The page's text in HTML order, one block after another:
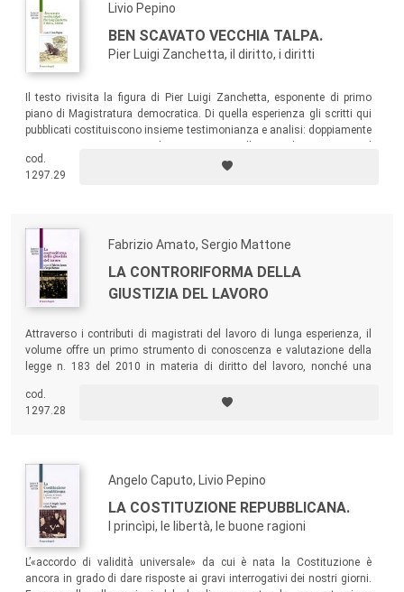
Livio Pepino
BEN SCAVATO VECCHIA TALPA.
Pier Luigi Zanchetta, il diritto, i diritti
Il testo rivisita la figura di Pier Luigi Zanchetta, esponente di primo
piano di Magistratura democratica. Di quella esperienza gli scritti qui
pubblicati costituiscono insieme testimonianza e analisi: doppiamente
disorientamento è diffuso ed è utile riandare ai princìpi e ai valori.
cod.
1297.29
Fabrizio Amato, Sergio Mattone
LA CONTRORIFORMA DELLA
GIUSTIZIA DEL LAVORO
Attraverso i contributi di magistrati del lavoro di lunga esperienza, il
volume offre un primo strumento di conoscenza e valutazione della
legge n. 183 del 2010 in materia di diritto del lavoro, nonché una
1948, e fornisce ipotesi di interpretazione costituzionalmente orientata
delle norme più ambigue o controvertibili.
cod.
1297.28
Angelo Caputo, Livio Pepino
LA COSTITUZIONE REPUBBLICANA.
I princìpi, le libertà, le buone ragioni
L’«accordo di validità universale» da cui è nata la Costituzione è
ancora in grado di dare risposte ai gravi interrogativi dei nostri giorni.